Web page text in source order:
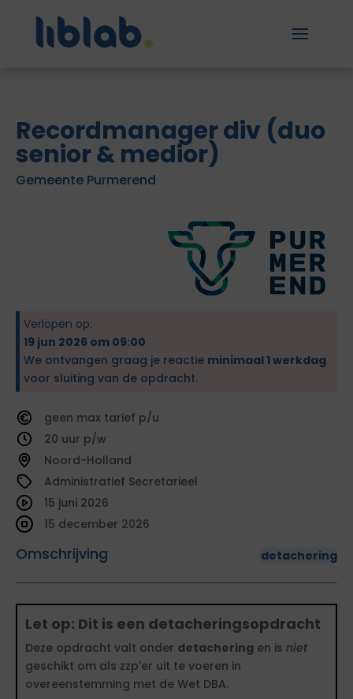
Recordmanager div (duo
senior & medior)
Gemeente Purmerend
Verlopen op:
19 jun 2026 om 09:00
We ontvangen graag je reactie minimaal 1 werkdag
voor sluiting van de opdracht.
geen
tarief
20
Noord-Holland
Administratief Secretarieel
Omschrijving detachering
15 juni 2026
15 december 2026
Let op: Dit is een detacheringsopdracht
Deze opdracht valt onder detachering en is niet
geschikt om als zzp'er uit te voeren in
overeenstemming met de Wet DBA.